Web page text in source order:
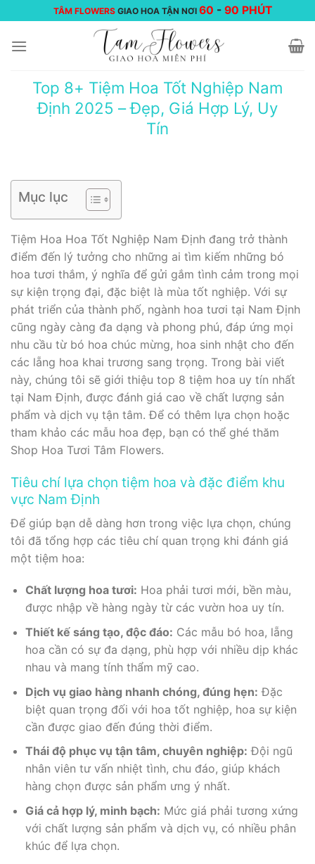
đến
nội
TÂM FLOWERS GIAO HOA TẬN NƠI 60 -90 PHÚT
Top 8+ Tiệm Hoa Tốt Nghiệp Nam
Định 2025 – Đẹp, Giá Hợp Lý, Uy
Tín
Mục lục
Tiệm Hoa Hoa Tốt Nghiệp Nam Định đang trở thành
điểm đến lý tưởng cho những ai tìm kiếm những bó
hoa tươi thắm, ý nghĩa để gửi gắm tình cảm trong mọi
sự kiện trọng đại, đặc biệt là mùa tốt nghiệp. Với sự
phát triển của thành phố, ngành hoa tươi tại Nam Định
cũng ngày càng đa dạng và phong phú, đáp ứng mọi
nhu cầu từ bó hoa chúc mừng, hoa sinh nhật cho đến
các lẵng hoa khai trương sang trọng. Trong bài viết
này, chúng tôi sẽ giới thiệu top 8 tiệm hoa uy tín nhất
tại Nam Định, được đánh giá cao về chất lượng sản
phẩm và dịch vụ tận tâm. Để có thêm lựa chọn hoặc
tham khảo các mẫu hoa đẹp, bạn có thể ghé thăm
Shop Hoa Tươi Tâm Flowers.
Tiêu chí lựa chọn tiệm hoa và đặc điểm khu
vực Nam Định
Để giúp bạn dễ dàng hơn trong việc lựa chọn, chúng
tôi đã tổng hợp các tiêu chí quan trọng khi đánh giá
một tiệm hoa:
Chất lượng hoa tươi: Hoa phải tươi mới, bền màu,
được nhập về hàng ngày từ các vườn hoa uy tín.
Thiết kế sáng tạo, độc đáo: Các mẫu bó hoa, lẵng
hoa cần có sự đa dạng, phù hợp với nhiều dịp khác
nhau và mang tính thẩm mỹ cao.
Dịch vụ giao hàng nhanh chóng, đúng hẹn: Đặc
biệt quan trọng đối với hoa tốt nghiệp, hoa sự kiện
cần được giao đến đúng thời điểm.
Thái độ phục vụ tận tâm, chuyên nghiệp: Đội ngũ
nhân viên tư vấn nhiệt tình, chu đáo, giúp khách
hàng chọn được sản phẩm ưng ý nhất.
Giá cả hợp lý, minh bạch: Mức giá phải tương xứng
với chất lượng sản phẩm và dịch vụ, có nhiều phân
khúc để lựa chọn.